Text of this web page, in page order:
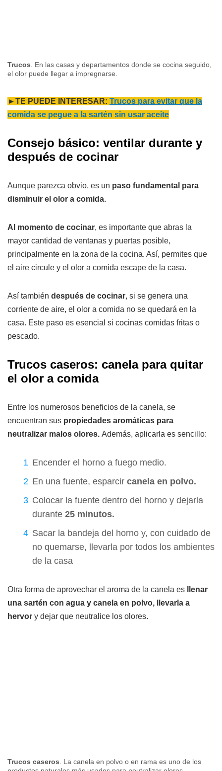
Trucos . En las casas y departamentos donde se cocina seguido,
el olor puede llegar a impregnarse.
►TE PUEDE INTERESAR: Trucos para evitar que la
comida se pegue a la sartén sin usar aceite
Consejo básico: ventilar durante y
después de cocinar
Aunque parezca obvio, es un paso fundamental para
disminuir el olor a comida.
Al momento de cocinar, es importante que abras la
mayor cantidad de ventanas y puertas posible,
principalmente en la zona de la cocina. Así, permites que
el aire circule y el olor a comida escape de la casa.
Así también después de cocinar, si se genera una
corriente de aire, el olor a comida no se quedará en la
casa. Este paso es esencial si cocinas comidas fritas o
pescado.
Trucos caseros: canela para quitar
el olor a comida
Entre los numerosos beneficios de la canela, se
encuentran sus propiedades aromáticas para
neutralizar malos olores. Además, aplicarla es sencillo:
Encender el horno a fuego medio.
En una fuente, esparcir canela en polvo.
Colocar la fuente dentro del horno y dejarla
durante 25 minutos.
Sacar la bandeja del horno y, con cuidado de
no quemarse, llevarla por todos los ambientes
de la casa
Otra forma de aprovechar el aroma de la canela es llenar
una sartén con agua y canela en polvo, llevarla a
hervor y dejar que neutralice los olores.
Trucos caseros . La canela en polvo o en rama es uno de los